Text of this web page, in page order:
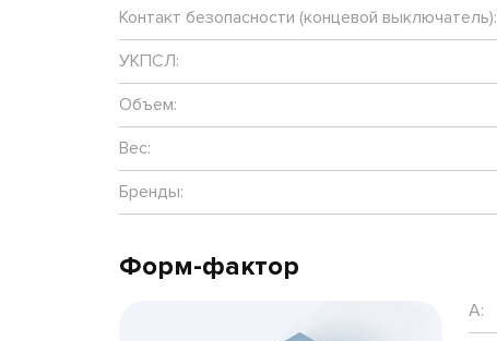
Контакт безопасности (концевой выключатель):
УКПСЛ:
Объем:
Вес:
Бренды:
Форм-фактор
A: